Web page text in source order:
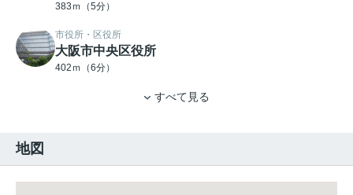
383ｍ（5分）
市役所・区役所
大阪市中央区役所
402ｍ（6分）
すべて見る
地図